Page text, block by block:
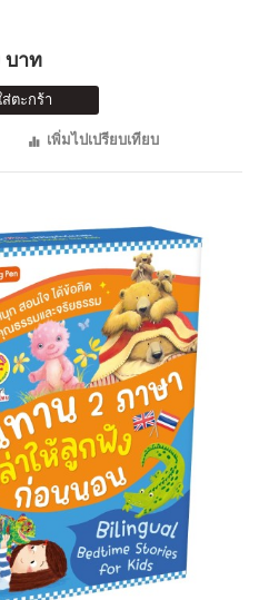
บาท
ตะกร้า
เพิ่มไปเปรียบเทียบ